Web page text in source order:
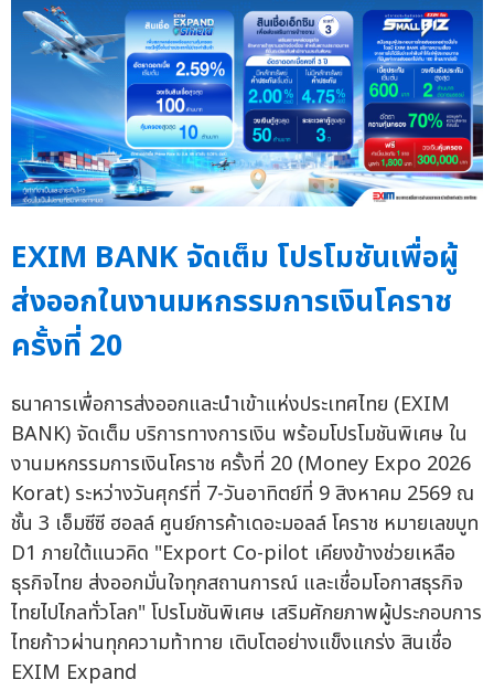
EXIM BANK จัดเต็ม โปรโมชันเพื่อผู้
ส่งออกในงานมหกรรมการเงินโคราช
ครั้งที่ 20
ธนาคารเพื่อการส่งออกและนำเข้าแห่งประเทศไทย (EXIM
BANK) จัดเต็ม บริการทางการเงิน พร้อมโปรโมชันพิเศษ ใน
งานมหกรรมการเงินโคราช ครั้งที่ 20 (Money Expo 2026
Korat) ระหว่างวันศุกร์ที่ 7-วันอาทิตย์ที่ 9 สิงหาคม 2569 ณ
ชั้น 3 เอ็มซีซี ฮอลล์ ศูนย์การค้าเดอะมอลล์ โคราช หมายเลขบูท
D1 ภายใต้แนวคิด "Export Co-pilot เคียงข้างช่วยเหลือ
ธุรกิจไทย ส่งออกมั่นใจทุกสถานการณ์ และเชื่อมโอกาสธุรกิจ
ไทยไปไกลทั่วโลก" โปรโมชันพิเศษ เสริมศักยภาพผู้ประกอบการ
ไทยก้าวผ่านทุกความท้าทาย เติบโตอย่างแข็งแกร่ง สินเชื่อ
EXIM Expand